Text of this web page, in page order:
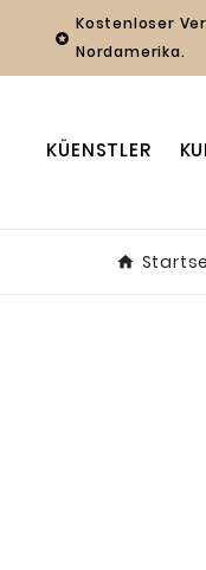

Kostenloser
Nordamerika.
KÜENSTLER